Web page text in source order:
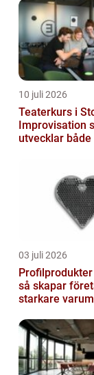
10 juli 2026
Teaterkurs i
Improvisation
utvecklar både
03 juli 2026
så skapar
starkare